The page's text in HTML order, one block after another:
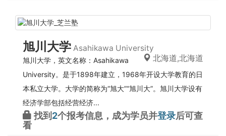
旭川大学 Asahikawa University
北海道,北海道
旭川大学，英文名称：Asahikawa
University。是于1898年建立，1968年开设大学教育的日
本私立大学。大学的简称为“旭大”“旭川大”。旭川大学设有
经济学部包括经营经济...
找到 2个报考信息，成为学员并登录后可查
看